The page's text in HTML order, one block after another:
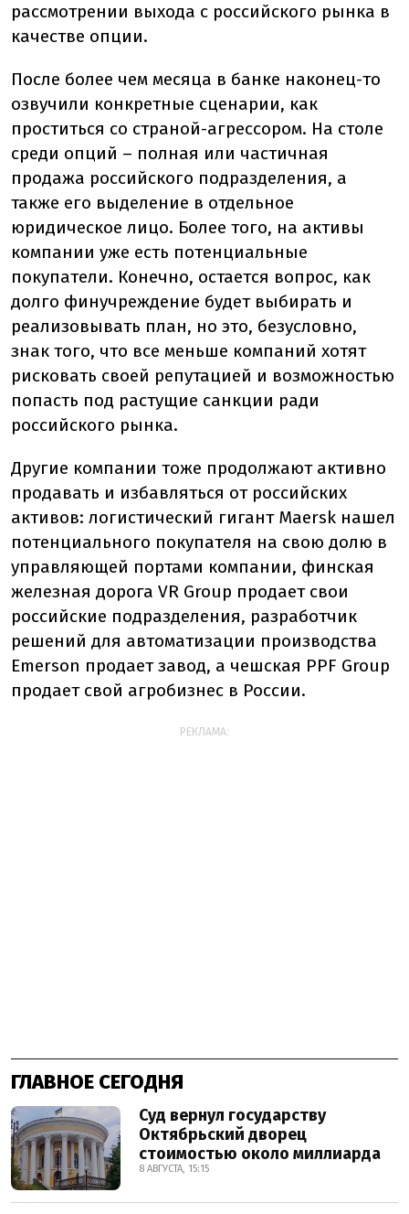
рассмотрении выхода с российского рынка в
качестве опции.
После более чем месяца в банке наконец-то
озвучили конкретные сценарии, как
проститься со страной-агрессором. На столе
среди опций – полная или частичная
продажа российского подразделения, а
также его выделение в отдельное
юридическое лицо. Более того, на активы
компании уже есть потенциальные
покупатели. Конечно, остается вопрос, как
долго финучреждение будет выбирать и
реализовывать план, но это, безусловно,
знак того, что все меньше компаний хотят
рисковать своей репутацией и возможностью
попасть под растущие санкции ради
российского рынка.
Другие компании тоже продолжают активно
продавать и избавляться от российских
активов: логистический гигант Maersk нашел
потенциального покупателя на свою долю в
управляющей портами компании, финская
железная дорога VR Group продает свои
российские подразделения, разработчик
решений для автоматизации производства
Emerson продает завод, а чешская PPF Group
продает свой агробизнес в России.
РЕКЛАМА:
ГЛАВНОЕ СЕГОДНЯ
Суд вернул государству
Октябрьский дворец
стоимостью около миллиарда
8 АВГУСТА, 15:15